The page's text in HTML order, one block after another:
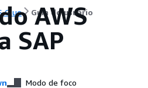
Glue Guia do usuário
AWS
SAP
Modo de foco